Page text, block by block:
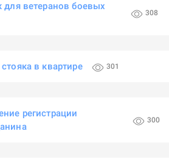
для ветеранов боевых
308
в квартире 301
регистрации
300